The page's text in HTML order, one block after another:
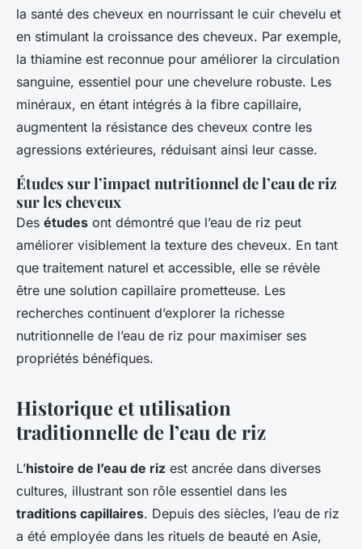
la santé des cheveux en nourrissant le cuir chevelu et
en stimulant la croissance des cheveux. Par exemple,
la thiamine est reconnue pour améliorer la circulation
sanguine, essentiel pour une chevelure robuste. Les
minéraux, en étant intégrés à la fibre capillaire,
augmentent la résistance des cheveux contre les
agressions extérieures, réduisant ainsi leur casse.
Études sur l’impact nutritionnel de l’eau de riz
sur les cheveux
Des études ont démontré que l’eau de riz peut
améliorer visiblement la texture des cheveux. En tant
que traitement naturel et accessible, elle se révèle
être une solution capillaire prometteuse. Les
recherches continuent d’explorer la richesse
nutritionnelle de l’eau de riz pour maximiser ses
propriétés bénéfiques.
Historique et utilisation
traditionnelle de l’eau de riz
L’histoire de l’eau de riz est ancrée dans diverses
cultures, illustrant son rôle essentiel dans les
traditions capillaires. Depuis des siècles, l’eau de riz
a été employée dans les rituels de beauté en Asie,